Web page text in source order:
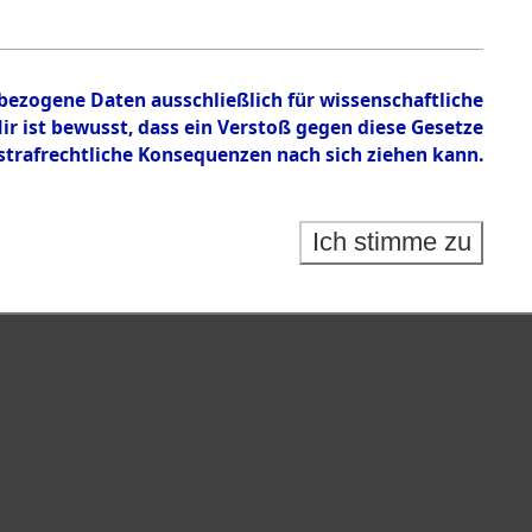
Daten ausschließlich für wissenschaftliche
bewusst, dass ein Verstoß gegen diese Gesetze
Konsequenzen nach sich ziehen kann.
Ich stimme zu